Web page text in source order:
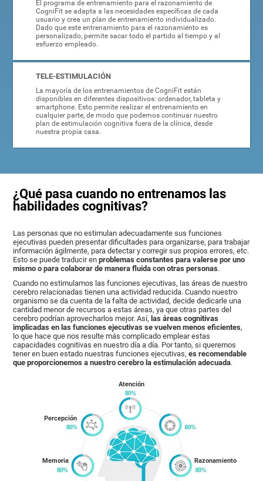
El programa de entrenamiento para el razonamiento de
CogniFit se adapta a las necesidades específicas de cada
usuario y crea un plan de entrenamiento individualizado.
Dado que este entrenamiento para el razonamiento es
personalizado, permite sacar todo el partido al tiempo y al
esfuerzo empleado.
TELE-ESTIMULACIÓN
La mayoría de los entrenamientos de CogniFit están
disponibles en diferentes dispositivos: ordenador, tableta y
smartphone. Esto permite realizar el entrenamiento en
cualquier parte, de modo que podemos continuar nuestro
plan de estimulación cognitiva fuera de la clínica, desde
nuestra propia casa.
¿Qué pasa cuando no entrenamos las
habilidades cognitivas?
Las personas que no estimulan adecuadamente sus funciones
ejecutivas pueden presentar dificultades para organizarse, para trabajar
información ágilmente, para detectar y corregir sus propios errores, etc.
Esto se puede traducir enproblemas constantes para valerse por uno
mismo o para colaborar de manera fluida con otras personas.
Cuando no estimulamos las funciones ejecutivas, las áreas de nuestro
cerebro relacionadas tienen una actividad reducida. Cuando nuestro
organismo se da cuenta de la falta de actividad, decide dedicarle una
cantidad menor de recursos a estas áreas, ya que otras partes del
cerebro podrían aprovecharlos mejor. Así,las áreas cognitivas
implicadas en las funciones ejecutivas se vuelven menos eficientes,
lo que hace que nos resulte más complicado emplear estas
capacidades cognitivas en nuestro día a día. Por tanto, si queremos
tener en buen estado nuestras funciones ejecutivas,es recomendable
que proporcionemos a nuestro cerebro la estimulación adecuada.
Memoria
Percepción
Atención
Razonamiento